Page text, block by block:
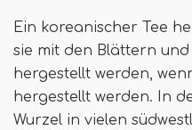
Ein koreanischer Tee
sie mit den Blättern
hergestellt werden,
hergestellt werden. In
Wurzel in vielen